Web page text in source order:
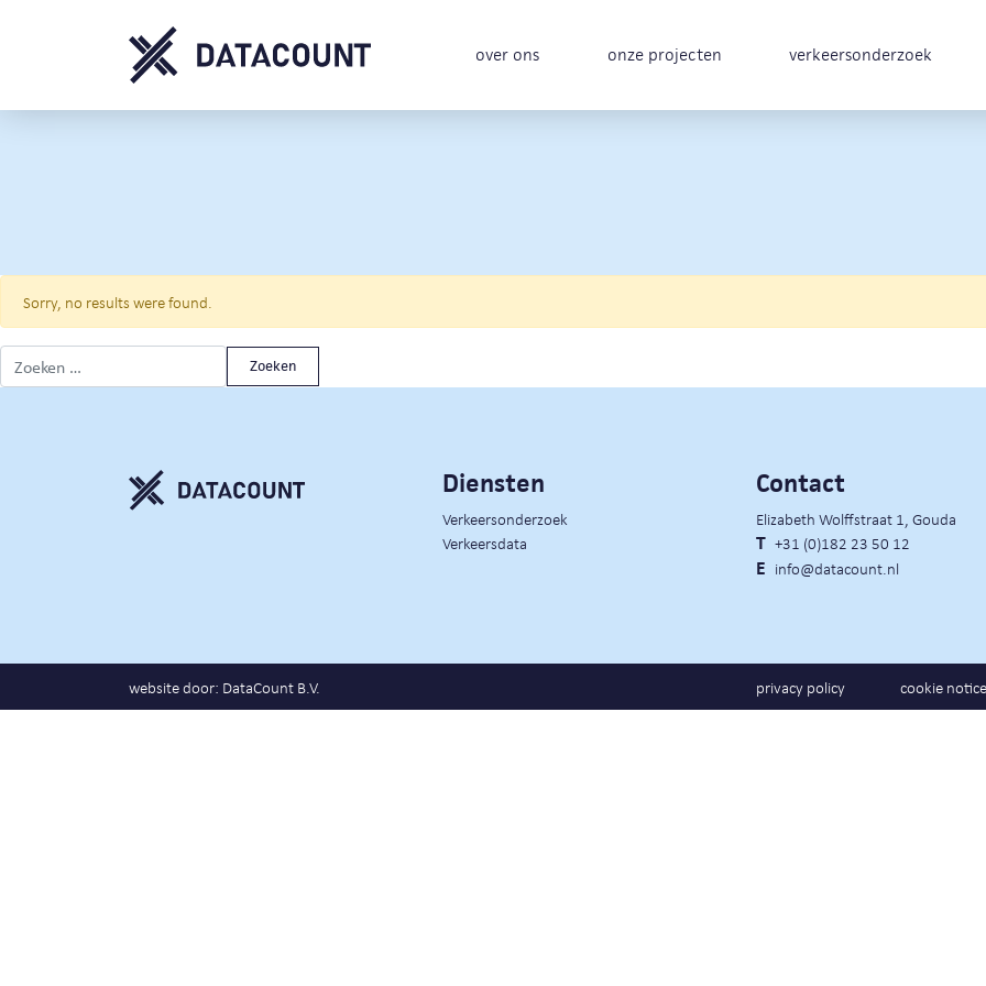
over ons onze projecten verkeersonderzoek
Sorry, no results were found.
Diensten
Verkeersonderzoek
Verkeersdata
Contact
Elizabeth Wolffstraat 1, Gouda
T +31 (0)182 23 50 12
E info@datacount.nl
website door: DataCount B.V. privacy policy cookie notice